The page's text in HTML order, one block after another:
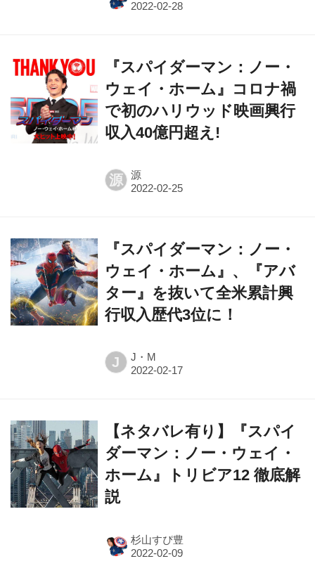
『スパイダーマン：ノー・
ウェイ・ホーム』コロナ禍
で初のハリウッド映画興行
収入40億円超え!
源 源
『スパイダーマン：ノー・
ウェイ・ホーム』、『アバ
ター』を抜いて全米累計興
行収入歴代3位に！
J J・M
【ネタバレ有り】『スパイ
ダーマン：ノー・ウェイ・
ホーム』トリビア12 徹底解
説
杉山すぴ豊